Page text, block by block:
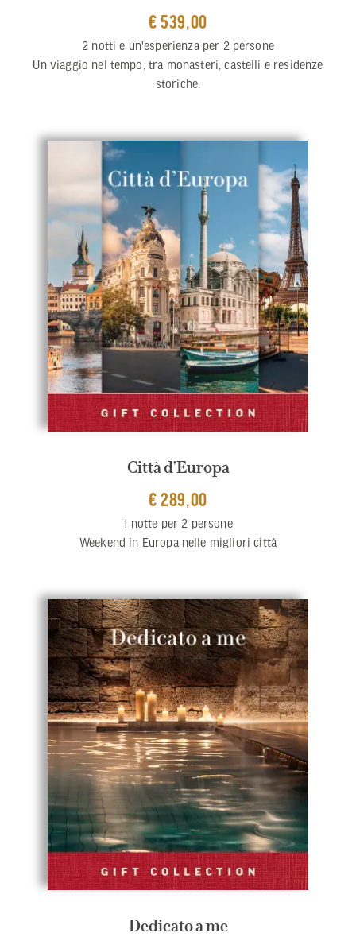
€ 539,00
2 notti e un'esperienza per 2 persone
Un viaggio nel tempo, tra monasteri, castelli e residenze
storiche.
Città d'Europa
€ 289,00
1 notte per 2 persone
Weekend in Europa nelle migliori città
Dedicato a me